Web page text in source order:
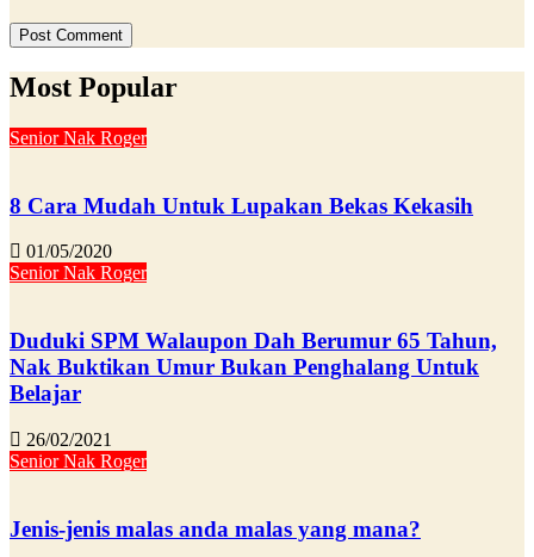
Most Popular
Senior Nak Roger
8 Cara Mudah Untuk Lupakan Bekas Kekasih
01/05/2020
Senior Nak Roger
Duduki SPM Walaupon Dah Berumur 65 Tahun,
Nak Buktikan Umur Bukan Penghalang Untuk
Belajar
26/02/2021
Senior Nak Roger
Jenis-jenis malas anda malas yang mana?